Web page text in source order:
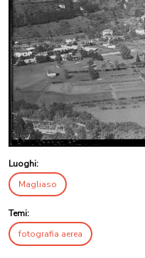
Luoghi:
Magliaso
Temi:
fotografia aerea